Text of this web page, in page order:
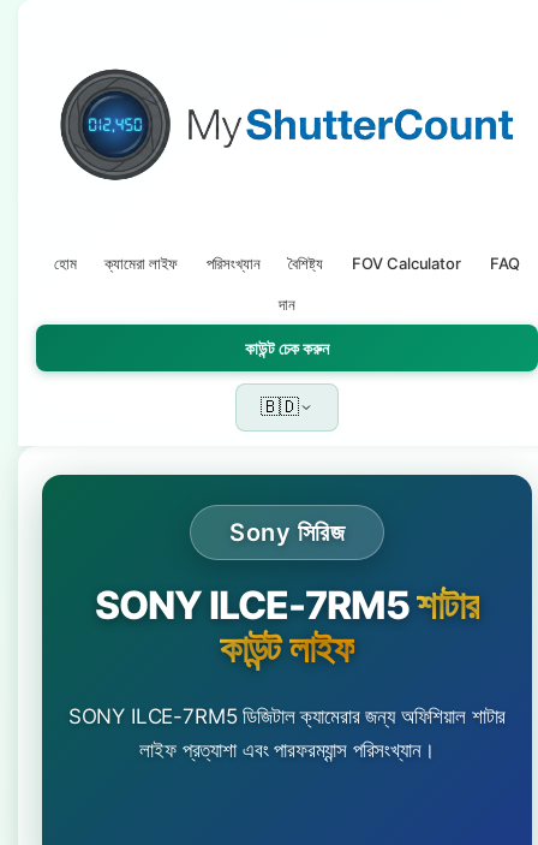
হোম ক্যামেরা লাইফ পরিসংখ্যান বৈশিষ্ট্য FOV Calculator FAQ
দান
কাউন্ট চেক করুন
🇧🇩
Sony সিরিজ
SONY ILCE-7RM5শাটার
কাউন্ট লাইফ
SONY ILCE-7RM5 ডিজিটাল ক্যামেরার জন্য অফিশিয়াল শাটার
লাইফ প্রত্যাশা এবং পারফরম্যান্স পরিসংখ্যান।